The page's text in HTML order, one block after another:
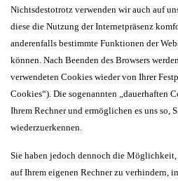
Nichtsdestotrotz verwenden wir auch auf
diese die Nutzung der Internetpräsenz
anderenfalls bestimmte Funktionen der
können. Nach Beenden des Browsers
verwendeten Cookies wieder von Ihrer
Cookies“). Die sogenannten „dauerhaften
Ihrem Rechner und ermöglichen es uns so,
wiederzuerkennen.
Sie haben jedoch dennoch die
auf Ihrem eigenen Rechner zu verhindern,